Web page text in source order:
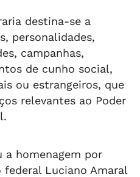
destina-se a
personalidades,
campanhas,
de cunho social,
ou estrangeiros, que
relevantes ao Poder
a homenagem por
Luciano Amaral